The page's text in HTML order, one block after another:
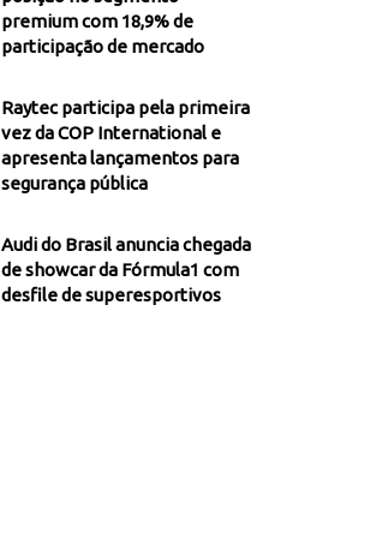
premium com 18,9% de
participação de mercado
Raytec participa pela primeira
vez da COP International e
apresenta lançamentos para
segurança pública
Audi do Brasil anuncia chegada
de showcar da Fórmula1 com
desfile de superesportivos